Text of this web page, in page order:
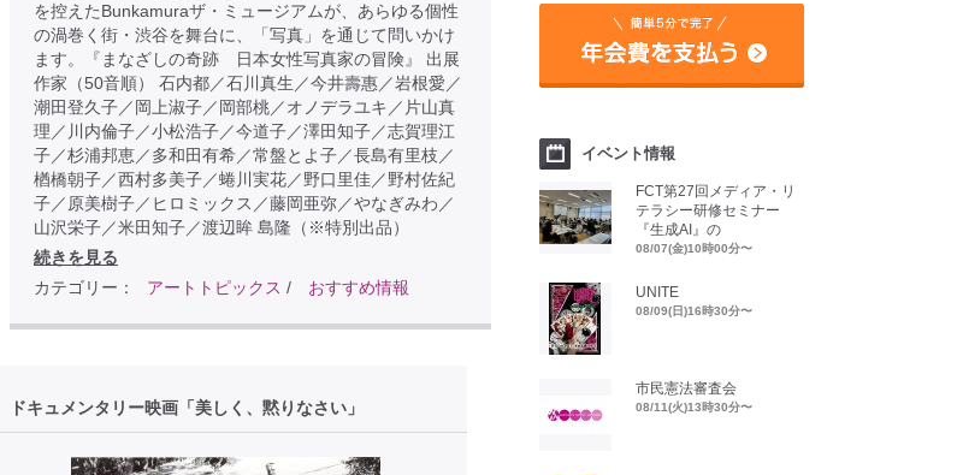
を控えたBunkamuraザ・ミュージアムが、あらゆる個性
の渦巻く街・渋谷を舞台に、「写真」を通じて問いかけ
ます。『まなざしの奇跡 日本女性写真家の冒険』 出展
作家（50音順） 石内都／石川真生／今井壽惠／岩根愛／
潮田登久子／岡上淑子／岡部桃／オノデラユキ／片山真
理／川内倫子／小松浩子／今道子／澤田知子／志賀理江
子／杉浦邦恵／多和田有希／常盤とよ子／長島有里枝／
楢橋朝子／西村多美子／蜷川実花／野口里佳／野村佐紀
子／原美樹子／ヒロミックス／藤岡亜弥／やなぎみわ／
山沢栄子／米田知子／渡辺眸 島隆（※特別出品）
続きを見る
カテゴリー：
アートトピックス / おすすめ情報
ドキュメンタリー映画「美しく、黙りなさい」
イベント情報
FCT第27回メディア・リ
テラシー研修セミナー
『生成AI』の
08/07(金)10時00分〜
UNITE
08/09(日)16時30分〜
市民憲法審査会
08/11(火)13時30分〜